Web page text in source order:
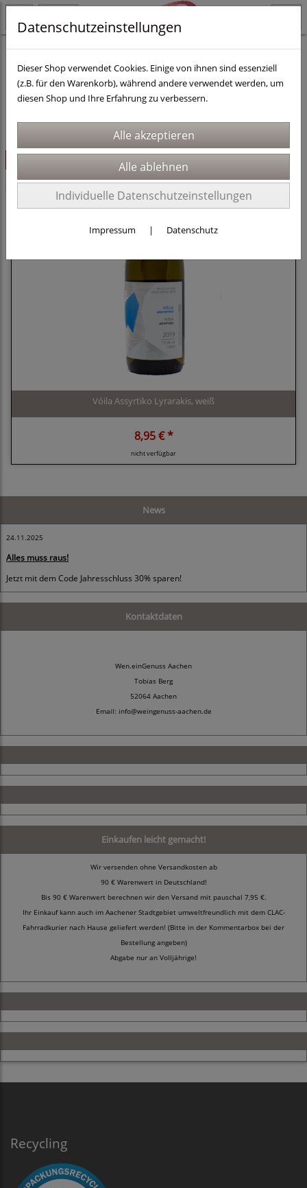
Sortierung wählen
-1€
Vóila Assyrtiko Lyrarakis, weiß
8,95 € *
nicht verfügbar
News
24.11.2025
Alles muss raus!
Jetzt mit dem Code Jahresschluss 30% sparen!
Kontaktdaten
Wen.einGenuss Aachen
Tobias Berg
52064 Aachen
Email: info@weingenuss-aachen.de
Einkaufen leicht gemacht!
Wir versenden ohne Versandkosten ab
90 € Warenwert in Deutschland!
Bis 90 € Warenwert berechnen wir den Versand mit pauschal 7,95 €.
Ihr Einkauf kann auch im Aachener Stadtgebiet umweltfreundlich mit dem CLAC-
Fahrradkurier nach Hause geliefert werden! (Bitte in der Kommentarbox bei der
Bestellung angeben)
Abgabe nur an Volljährige!
Recycling
Datenschutzeinstellungen
Dieser Shop verwendet Cookies. Einige von ihnen sind essenziell
(z.B. für den Warenkorb), während andere verwendet werden, um
diesen Shop und Ihre Erfahrung zu verbessern.
Individuelle Datenschutzeinstellungen
Impressum | Datenschutz